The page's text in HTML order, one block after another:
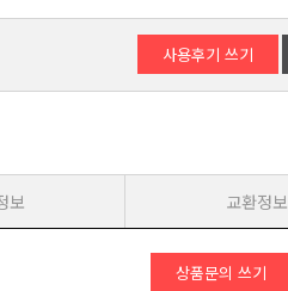
사용후기 쓰기
보 교환정보
상품문의 쓰기